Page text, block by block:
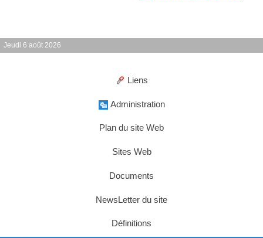
Jeudi 6 août 2026
Liens
Administration
Plan du site Web
Sites Web
Documents
NewsLetter du site
Définitions